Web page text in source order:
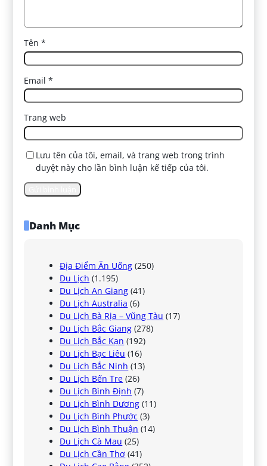
Tên*
Email*
Trang web
Lưu tên của tôi, email, và trang web trong trình
duyệt này cho lần bình luận kế tiếp của tôi.
Danh Mục
Địa Điểm Ăn Uống (250)
Du Lịch (1.195)
Du Lịch An Giang (41)
Du Lịch Australia (6)
Du Lịch Bà Rịa – Vũng Tàu (17)
Du Lịch Bắc Giang (278)
Du Lịch Bắc Kạn (192)
Du Lịch Bạc Liêu (16)
Du Lịch Bắc Ninh (13)
Du Lịch Bến Tre (26)
Du Lịch Bình Định (7)
Du Lịch Bình Dương (11)
Du Lịch Bình Phước (3)
Du Lịch Bình Thuận (14)
Du Lịch Cà Mau (25)
Du Lịch Cần Thơ (41)